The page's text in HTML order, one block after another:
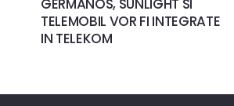
GERMANOS, SUNLIGHT SI
TELEMOBIL VOR FI INTEGRATE
IN TELEKOM